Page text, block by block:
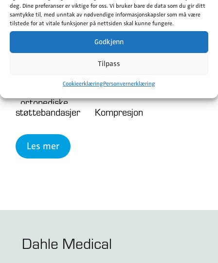
deg. Dine preferanser er viktige for oss. Vi bruker bare de data som du gir ditt
samtykke til, med unntak av nødvendige informasjonskapsler som må være
tilstede for at vitale funksjoner på nettsiden skal kunne fungere.
Godkjenn
Tilpass
CookieerklæringPersonvernerklæring
Actimove er en serie støtteprodukter
som gir kompresjon, smertelindring og
støtte. Finnes for kne, ankel,albue og
hånledd, og tilrettelegger for bevegelse
som igjen bidrar til en raskere
restitusjon og rehabilitering.
ortopediske
støttebandasjer
Kompresjon
Les mer
Dahle Medical